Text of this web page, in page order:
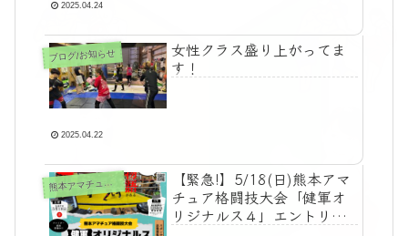
2025.04.24
ブログ/お知らせ
女性クラス盛り上がってま
す！
2025.04.22
熊本アマチュア格闘技大会「健軍オリジナルス」関連
【緊急!】5/18(日)熊本アマ
チュア格闘技大会「健軍オ
リジナルス４」エントリー